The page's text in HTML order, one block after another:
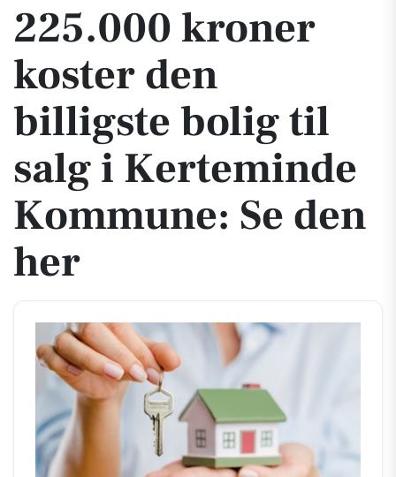
225.000 kroner
koster den
billigste bolig til
salg i Kerteminde
Kommune: Se den
her